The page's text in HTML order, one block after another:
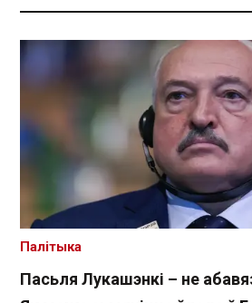
Пасьля Лукашэнкі – не
Палітыка